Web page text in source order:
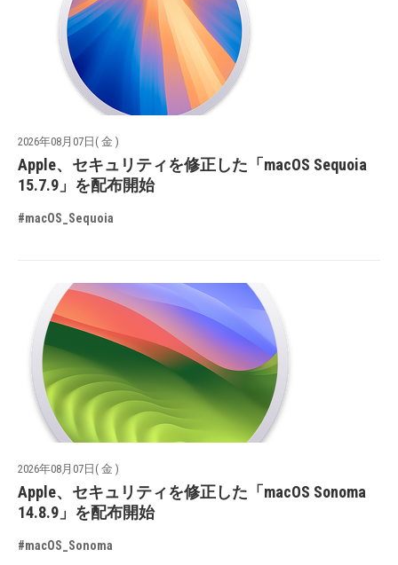
2026年08月07日( 金 )
Apple、セキュリティを修正した「macOS Sequoia
15.7.9」を配布開始
#macOS_Sequoia
2026年08月07日( 金 )
Apple、セキュリティを修正した「macOS Sonoma
14.8.9」を配布開始
#macOS_Sonoma